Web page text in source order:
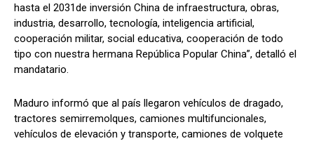
hasta el 2031de inversión China de infraestructura, obras,
industria, desarrollo, tecnología, inteligencia artificial,
cooperación militar, social educativa, cooperación de todo
tipo con nuestra hermana República Popular China”, detalló el
mandatario.
Maduro informó que al país llegaron vehículos de dragado,
tractores semirremolques, camiones multifuncionales,
vehículos de elevación y transporte, camiones de volquete